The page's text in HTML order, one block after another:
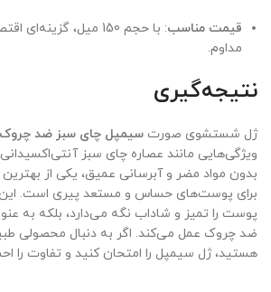
قیمت مناسب
: با حجم 150 میل،
مداوم.
نتیجه‌گیری
ژل شستشوی صورت سیمپل چای سبز ضد چروک 150 میل
ویژگی‌هایی مانند عصاره چای سبز
بدون مواد مضر و آبرسانی عمیق، یکی از
برای پوست‌های حساس و مستعد پیری است.
پوست را تمیز و شاداب نگه می‌دارد، بلکه به
ضد چروک عمل می‌کند. اگر به دنبال محصولی
هستید، ژل سیمپل را امتحان کنید و تفاوت را